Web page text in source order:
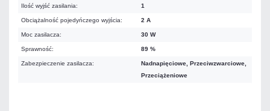
Ilość wyjść zasilania: 1
Obciążalność pojedyńczego wyjścia: 2 A
Moc zasilacza: 30 W
Sprawność: 89 %
Zabezpieczenie zasilacza:
Nadnapięciowe, Przeciwzwarciowe,
Przeciążeniowe